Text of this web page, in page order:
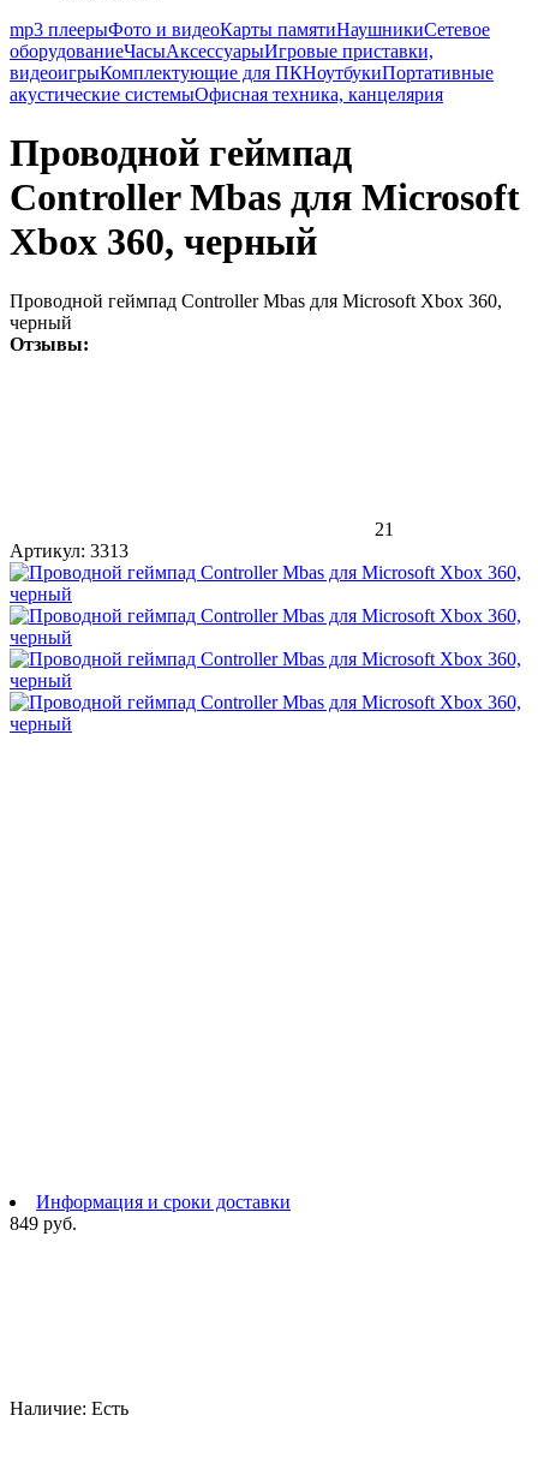
mp3 плеерыФото и видеоКарты памятиНаушникиСетевое
оборудованиеЧасыАксессуарыИгровые приставки,
видеоигрыКомплектующие для ПКНоутбукиПортативные
акустические системыОфисная техника, канцелярия
Проводной геймпад
Controller Mbas для Microsoft
Xbox 360, черный
Проводной геймпад Controller Mbas для Microsoft Xbox 360,
черный
Отзывы:
21
Артикул: 3313
Информация и сроки доставки
849 руб.
Наличие: Есть